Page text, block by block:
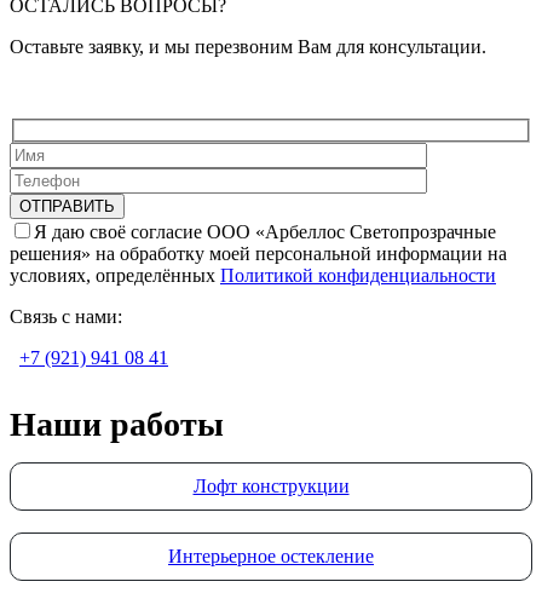
ОСТАЛИСЬ ВОПРОСЫ?
Оставьте заявку, и мы перезвоним Вам для консультации.
Я даю своё согласие ООО «Арбеллос Светопрозрачные
решения» на обработку моей персональной информации на
условиях, определённых Политикой конфиденциальности
Связь с нами:
+7 (921) 941 08 41
Наши работы
Лофт конструкции
Интерьерное остекление